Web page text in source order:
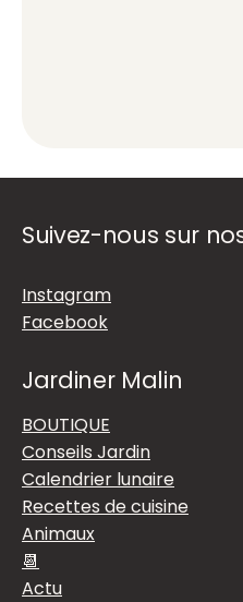
Suivez-nous sur
Instagram
Facebook
Jardiner Malin
BOUTIQUE
Conseils Jardin
Calendrier lunaire
Recettes de cuisine
Animaux
📆
Actu